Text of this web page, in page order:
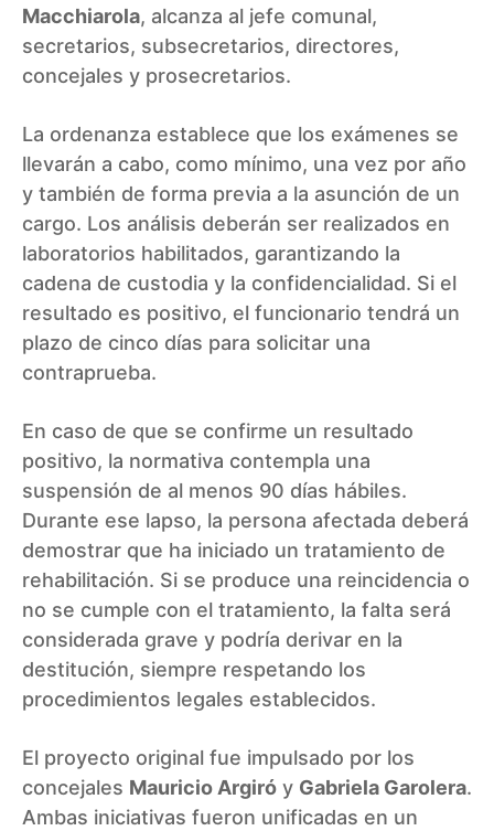
Macchiarola, alcanza al jefe comunal,
secretarios, subsecretarios, directores,
concejales y prosecretarios.
La ordenanza establece que los exámenes se
llevarán a cabo, como mínimo, una vez por año
y también de forma previa a la asunción de un
cargo. Los análisis deberán ser realizados en
laboratorios habilitados, garantizando la
cadena de custodia y la confidencialidad. Si el
resultado es positivo, el funcionario tendrá un
plazo de cinco días para solicitar una
contraprueba.
En caso de que se confirme un resultado
positivo, la normativa contempla una
suspensión de al menos 90 días hábiles.
Durante ese lapso, la persona afectada deberá
demostrar que ha iniciado un tratamiento de
rehabilitación. Si se produce una reincidencia o
no se cumple con el tratamiento, la falta será
considerada grave y podría derivar en la
destitución, siempre respetando los
procedimientos legales establecidos.
El proyecto original fue impulsado por los
concejales Mauricio Argiró y Gabriela Garolera.
Ambas iniciativas fueron unificadas en un